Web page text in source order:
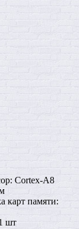
Cortex-A8
карт памяти:
шт